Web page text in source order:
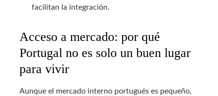
facilitan la integración.
Acceso a mercado: por qué
Portugal no es solo un buen lugar
para vivir
Aunque el mercado interno portugués es pequeño,